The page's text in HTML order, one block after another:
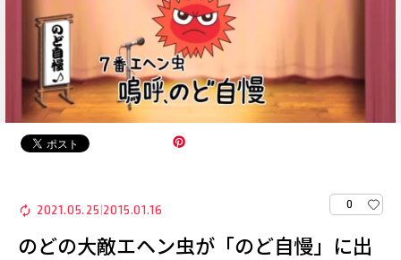
2021.05.25 2015.01.16 0
のどの大敵エヘン虫が「のど自慢」に出